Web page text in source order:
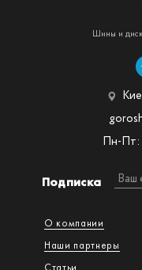
Шины и
О компании
Наши партнеры
Статьи
Подписка
Пн-Пт: